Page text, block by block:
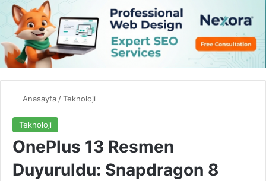
Anasayfa/Teknoloji
Teknoloji
OnePlus 13 Resmen
Duyuruldu: Snapdragon 8